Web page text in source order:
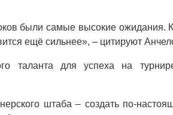
были самые высокие ожидания.
ещё сильнее», – цитируют
таланта для успеха на
штаба – создать по-